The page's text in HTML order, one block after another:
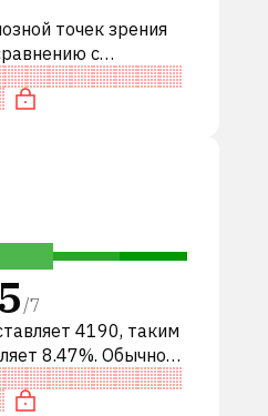
точек зрения
с
акция «дорогая»
5/7
4190, таким
8.47%. Обычно
среди